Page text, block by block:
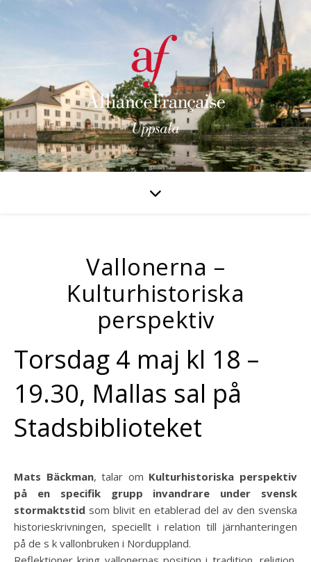
Vallonerna –
Kulturhistoriska
perspektiv
Torsdag 4 maj kl 18 –
19.30, Mallas sal på
Stadsbiblioteket
Mats Bäckman, talar om Kulturhistoriska perspektiv
på en specifik grupp invandrare under svensk
stormaktstid som blivit en etablerad del av den svenska
historieskrivningen, speciellt i relation till järnhanteringen
på de s k vallonbruken i Norduppland.